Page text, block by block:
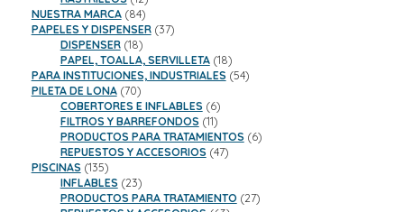
productos
NUESTRA MARCA 8484
productos
PAPELES Y DISPENSER 3737
DISPENSER 1818
productos
PAPEL, TOALLA, SERVILLETA 1818
productos
PARA INSTITUCIONES, INDUSTRIALES 5454
PILETA DE LONA 7070
productos
COBERTORES E INFLABLES 66
productos
FILTROS Y BARREFONDOS 1111
productos
PRODUCTOS PARA TRATAMIENTOS 66
REPUESTOS Y ACCESORIOS 4747
PISCINAS 135135
productos
INFLABLES 2323
productos
PRODUCTOS PARA TRATAMIENTO 2727